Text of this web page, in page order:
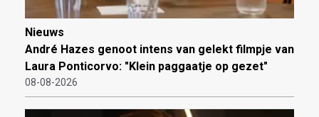
Nieuws
André Hazes genoot intens van gelekt filmpje van
Laura Ponticorvo: "Klein paggaatje op gezet"
08-08-2026